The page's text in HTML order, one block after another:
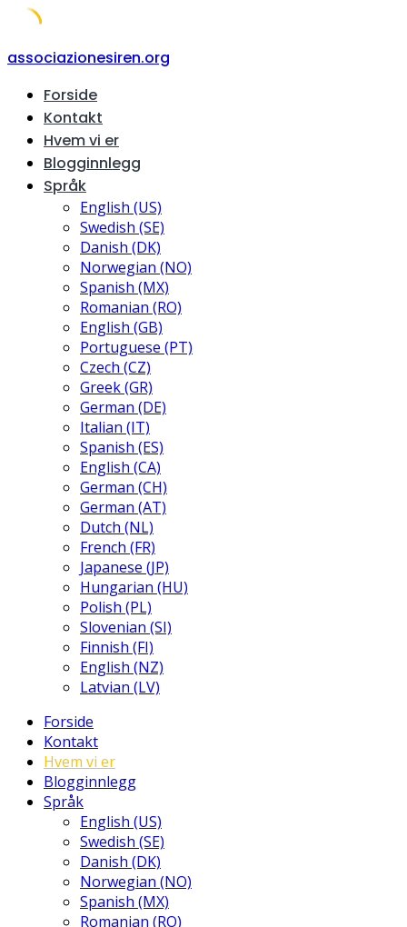
Skip
content
associazionesiren.org
Forside
Kontakt
Hvem vi er
Blogginnlegg
Språk
English (US)
Swedish (SE)
Danish (DK)
Norwegian (NO)
Spanish (MX)
Romanian (RO)
English (GB)
Portuguese (PT)
Czech (CZ)
Greek (GR)
German (DE)
Italian (IT)
Spanish (ES)
English (CA)
German (CH)
German (AT)
Dutch (NL)
French (FR)
Japanese (JP)
Hungarian (HU)
Polish (PL)
Slovenian (SI)
Finnish (FI)
English (NZ)
Latvian (LV)
Forside
Kontakt
Hvem vi er
Blogginnlegg
Språk
English (US)
Swedish (SE)
Danish (DK)
Norwegian (NO)
Spanish (MX)
Romanian (RO)